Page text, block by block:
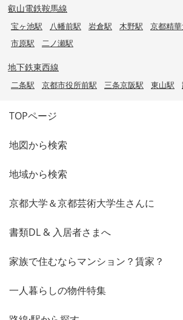
叡山電鉄鞍馬線
宝ヶ池駅 八幡前駅 岩倉駅 木野駅 京都精
市原駅
二ノ瀬駅
地下鉄東西線
二条駅 京都市役所前駅 三条京阪駅 東山駅
TOPページ
地図から検索
地域から検索
京都大学＆京都芸術大学生さんに
書類DL & 入居者さまへ
家族で住むならマンション？賃家？
一人暮らしの物件特集